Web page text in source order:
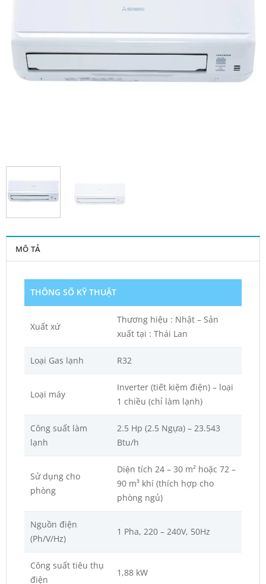
MÔ TẢ
THÔNG SỐ KỸ THUẬT
Xuất xứ
Thương hiệu : Nhật – Sản
xuất tại : Thái Lan
Loại Gas lạnh R32
Loại máy
Inverter (tiết kiệm điện) – loại
1 chiều (chỉ làm lạnh)
Công suất làm
lạnh
2.5 Hp (2.5 Ngựa) – 23.543
Btu/h
Sử dụng cho
phòng
Diện tích 24 – 30 m² hoặc 72 –
90 m³ khí (thích hợp cho
phòng ngủ)
Nguồn điện
(Ph/V/Hz)
1 Pha, 220 – 240V, 50Hz
Công suất tiêu thụ
điện
1,88 kW